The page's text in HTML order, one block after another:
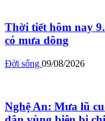
Thời tiết hôm nay
có mưa dông
Đời sống 09/08/2026
Nghệ An: Mưa lũ